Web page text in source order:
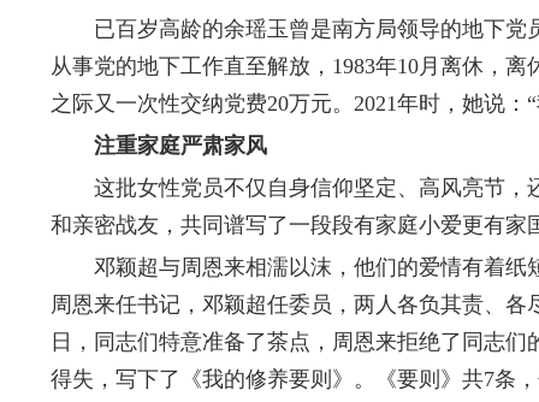
已百岁高龄的余瑶玉曾是南方局领导的地下党
从事党的地下工作直至解放，1983年10月离休，
之际又一次性交纳党费20万元。2021年时，她说
注重家庭严肃家风
这批女性党员不仅自身信仰坚定、高风亮节，
和亲密战友，共同谱写了一段段有家庭小爱更有家
邓颖超与周恩来相濡以沫，他们的爱情有着纸
周恩来任书记，邓颖超任委员，两人各负其责、
日，同志们特意准备了茶点，周恩来拒绝了同志
得失，写下了《我的修养要则》。《要则》共7条